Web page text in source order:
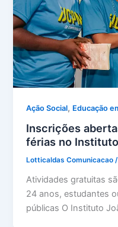
Ação Social, Educação
Inscrições
férias no
Lotticaldas Comunicacao
Atividades gratuitas
24 anos, estudantes
públicas O Instituto